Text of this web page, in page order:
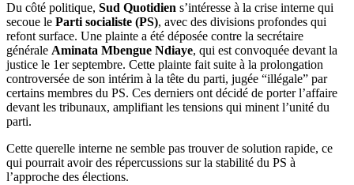
Du côté politique, Sud Quotidien s’intéresse à la crise interne qui
secoue le Parti socialiste (PS), avec des divisions profondes qui
refont surface. Une plainte a été déposée contre la secrétaire
générale Aminata Mbengue Ndiaye, qui est convoquée devant la
justice le 1er septembre. Cette plainte fait suite à la prolongation
controversée de son intérim à la tête du parti, jugée “illégale” par
certains membres du PS. Ces derniers ont décidé de porter l’affaire
devant les tribunaux, amplifiant les tensions qui minent l’unité du
parti.
Cette querelle interne ne semble pas trouver de solution rapide, ce
qui pourrait avoir des répercussions sur la stabilité du PS à
l’approche des élections.